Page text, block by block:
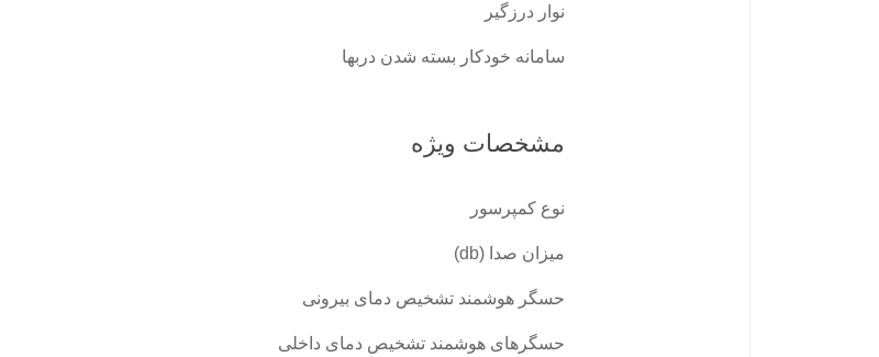
نوار درزگیر
سامانه خودکار بسته شدن دربها
مشخصات ویژه
نوع کمپرسور
میزان صدا (db)
حسگر هوشمند تشخیص دمای بیرونی
حسگرهای هوشمند تشخیص دمای داخلی